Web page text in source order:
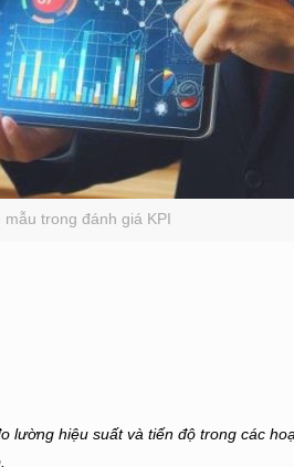
mẫu trong đánh giá KPI
lường hiệu suất và tiến độ trong các